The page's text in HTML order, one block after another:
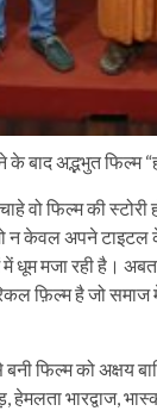
अद्भभुत फिल्म
फिल्म की स्टोरी
न केवल अपने
में धूम मजा रही है।
फ़िल्म है जो समाज
फिल्म को अक्षय
हेमलता भारद्वाज,